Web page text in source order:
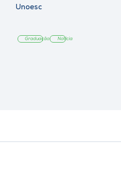
Unoesc
Graduação Notícia